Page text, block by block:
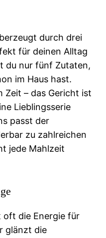
durch drei
für deinen Alltag
du nur fünf Zutaten,
im Haus hast.
Zeit – das Gericht ist
Lieblingsserie
passt der
zu zahlreichen
jede Mahlzeit
oft die Energie für
glänzt die